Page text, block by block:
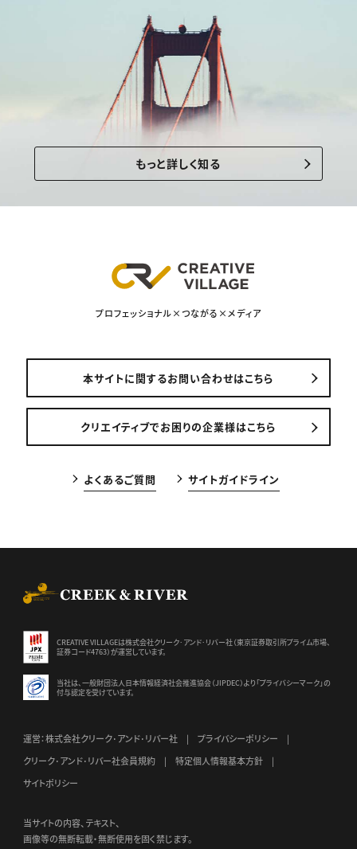
もっと詳しく知る
プロフェッショナル×つながる×メディア
本サイトに関するお問い合わせはこちら
クリエイティブでお困りの企業様はこちら
よくあるご質問 サイトガイドライン
CREATIVE VILLAGEは株式会社クリーク･アンド･リバー社（東京証券取引所プライム市場、
証券コード4763）が運営しています。
当社は、一般財団法人日本情報経済社会推進協会（JIPDEC）より 「プライバシーマーク」の
付与認定を受けています。
運営：株式会社クリーク･アンド･リバー社
プライバシーポリシー
クリーク･アンド･リバー社会員規約
特定個人情報基本方針
サイトポリシー
当サイトの内容、テキスト、
画像等の無断転載・無断使用を固く禁じます。